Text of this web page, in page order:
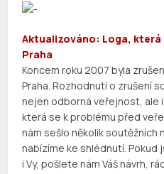
Aktualizováno: Loga, která
Praha
Koncem roku 2007 byla
Praha. Rozhodnutí o zrušení
nejen odborná veřejnost, ale
která se k problému před
nám sešlo několik soutěžních
nabízíme ke shlédnutí.
i Vy, pošlete nám Váš návrh,